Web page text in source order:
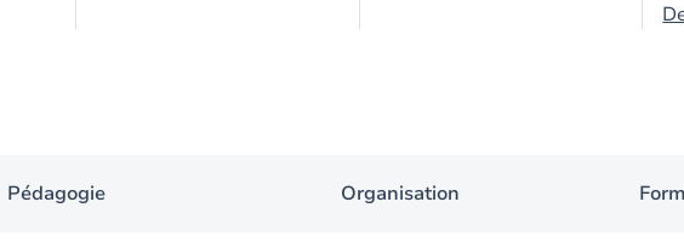
Pédagogie Organisation